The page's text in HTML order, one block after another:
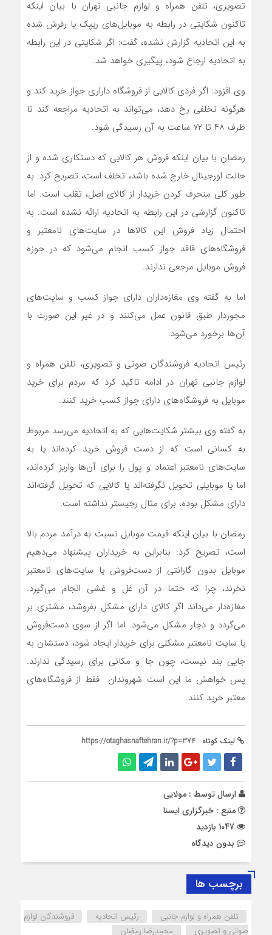
تصویری، تلفن همراه و لوازم جانبی تهران با بیان اینکه
تاکنون شکایتی در رابطه به موبایل‌های ریپک یا رفرش شده
به این اتحادیه گزارش نشده، گفت: اگر شکایتی در این رابطه
به اتحادیه ارجاع شود، پیگیری خواهد شد.
وی افزود: اگر فردی کالایی از فروشگاه داراری جواز خرید کند و
هرگونه تخلفی رخ دهد، می‌تواند به اتحادیه مراجعه کند تا
ظرف ۴۸ تا ۷۲ ساعت به آن رسیدگی شود.
رمضان با بیان اینکه فروش هر کالایی که دستکاری شده و از
حالت اورجینال خارج شده باشد، تخلف است، تصریح کرد: به
طور کلی منحرف کردن خریدار از کالای اصل، تقلب است. اما
تاکنون گزارشی در این رابطه به اتحادیه ارائه نشده است. به
احتمال زیاد فروش این کالاها در سایت‌های نامعتبر و
فروشگاه‌های فاقد جواز کسب انجام می‌شود که در حوزه
فروش موبایل مرجعی ندارند.
اما به گفته وی مغازه‌داران دارای جواز کسب و سایت‌های
مجوزدار طبق قانون عمل می‌کنند و در غیر این صورت با
آن‌ها برخورد می‌شود.
رئیس اتحادیه فروشندگان صوتی و تصویری، تلفن همراه و
لوازم جانبی تهران در ادامه تاکید کرد که مردم برای خرید
موبایل به فروشگاه‌های دارای جواز کسب خرید کنند.
به گفته وی بیشتر شکایت‌هایی که به اتحادیه می‌رسد مربوط
به کسانی است که از دست فروش خرید کرده‌اند یا به
سایت‌های نامعتبر اعتماد و پول را برای آن‌ها واریز کرده‌اند،
اما یا موبایلی تحویل نگرفته‌اند یا کالایی که تحویل گرفته‌اند
دارای مشکل بوده، برای مثال رجیستر نداشته است.
رمضان با بیان اینکه قیمت موبایل نسبت به درآمد مردم بالا
است، تصریح کرد: بنابراین به خریداران پیشنهاد می‌دهیم
موبایل بدون گارانتی از دست‌فروش یا سایت‌های نامعتبر
نخرند، چرا که حتما در آن غل و غشی انجام می‌گیرد.
مغازه‌دار می‌داند اگر کالای دارای مشکل بفروشد، مشتری بر
می‌گردد و دچار مشکل می‌شود. اما اگر از سوی دست‌فروش
یا سایت نامعتبر مشکلی برای خریدار ایجاد شود، دستشان به
جایی بند نیست، چون جا و مکانی برای رسیدگی ندارند.
پس خواهش ما این است شهروندان فقط از فروشگاه‌های
معتبر خرید کنند.
لینک کوتاه : https://otaghasnaftehran.ir/?p=374
ارسال توسط : مولایی
منبع : خبرگزاری ایسنا
بدون دیدگاه
برچسب ها
تلفن همراه و لوازم جانبی رئیس اتحادیه
فروشندگان لوازم
صوتی و تصویری
محمدرضا رمضان